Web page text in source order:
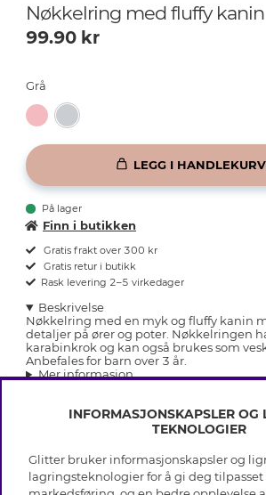
Nøkkelring med fluffy kanin
99.90 kr
Grå
LEGG I
På lager
Finn i butikken
Gratis frakt over 300 kr
Gratis retur i butikk
Rask levering 2–5 virkedager
Beskrivelse
Nøkkelring med en myk og fluffy kanin
detaljer på ører og poter. Nøkkelringen
karabinkrok og kan også brukes som
Anbefales for barn over 3 år.
Mer informasjon
INFO
INFORMASJONSKAPSLER OG
TEKNOLOGIER
Glitter bruker informasjonskapsler og
lagringsteknologier for å gi deg